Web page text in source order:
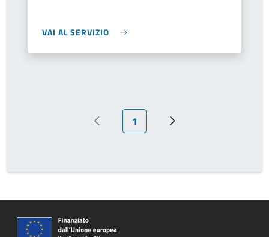
VAI AL SERVIZIO
Pagina precedente
Pagina attuale
1 Pagina successiva